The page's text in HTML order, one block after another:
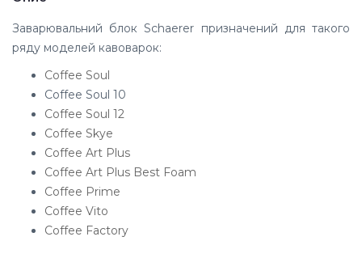
Заварювальний блок Schaerer призначений для такого
ряду моделей кавоварок:
Coffee Soul
Coffee Soul 10
Coffee Soul 12
Coffee Skye
Coffee Art Plus
Coffee Art Plus Best Foam
Coffee Prime
Coffee Vito
Coffee Factory